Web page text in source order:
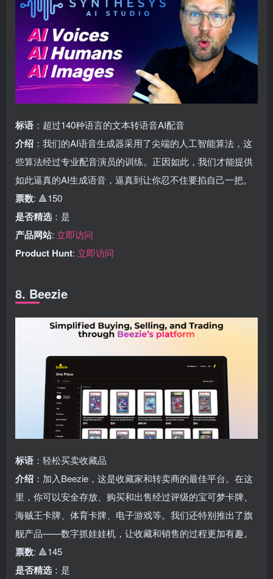
标语 ：超过140种语言的文本转语音AI配音
介绍 ：我们的AI语音生成器采用了尖端的人工智能算法，这
些算法经过专业配音演员的训练。正因如此，我们才能提供
如此逼真的AI生成语音，逼真到让你忍不住要掐自己一把。
票数: 🔺150
是否精选 ：是
产品网站: 立即访问
Product Hunt: 立即访问
8. Beezie
标语 ：轻松买卖收藏品
介绍 ：加入Beezie，这是收藏家和转卖商的最佳平台。在这
里，你可以安全存放、购买和出售经过评级的宝可梦卡牌、
海贼王卡牌、体育卡牌、电子游戏等。我们还特别推出了旗
舰产品——数字抓娃娃机，让收藏和销售的过程更加有趣。
票数: 🔺145
是否精选 ：是